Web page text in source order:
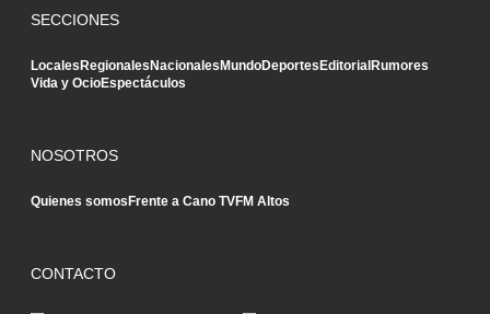
SECCIONES
LocalesRegionalesNacionalesMundoDeportesEditorialRumores
Vida y OcioEspectáculos
NOSOTROS
Quienes somosFrente a Cano TVFM Altos
CONTACTO